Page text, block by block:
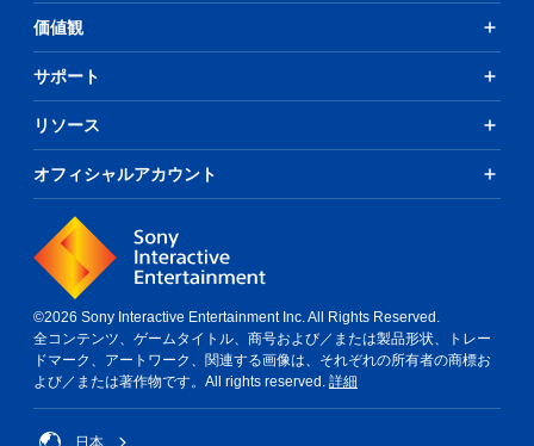
価値観
サポート
リソース
オフィシャルアカウント
©2026 Sony Interactive Entertainment Inc. All Rights Reserved.
全コンテンツ、ゲームタイトル、商号および／または製品形状、トレー
ドマーク、アートワーク、関連する画像は、それぞれの所有者の商標お
よび／または著作物です。All rights reserved. 詳細
日本